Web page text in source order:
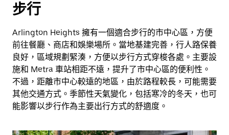
Esc
鈕
即
可
關
閉
日
曆。
步行
Arlington Heights 擁有一個適合步行的市中心區，方便
前往餐廳、商店和娛樂場所。當地基建完善，行人路保養
良好，區域規劃緊湊，方便以步行方式穿梭各處。主要設
施和 Metra 車站相距不遠，提升了市中心區的便利性。
不過，距離市中心較遠的地區，由於路程較長，可能需要
其他交通方式。季節性天氣變化，包括寒冷的冬天，也可
能影響以步行作為主要出行方式的舒適度。